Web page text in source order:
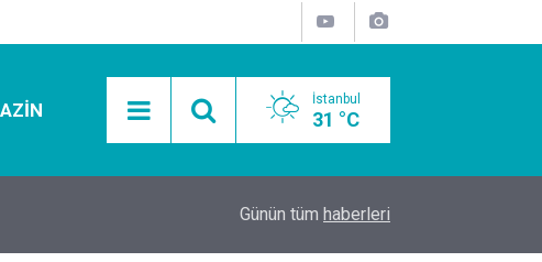
İstanbul
31 °C
Mobil Araçlarla Hayır Lokması Dağıtımının
Günün tüm haberleri